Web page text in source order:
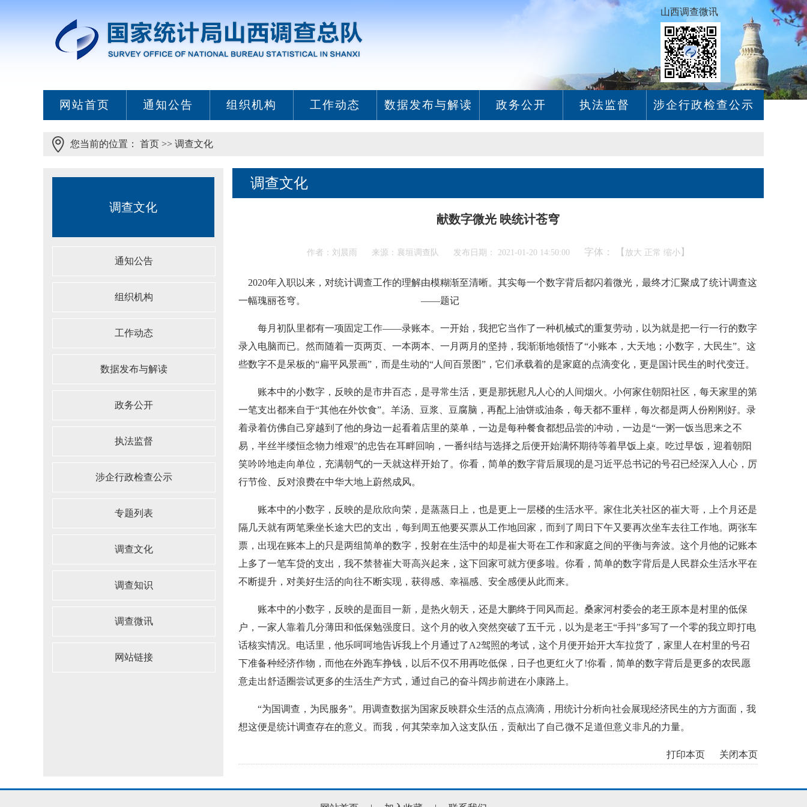
山西调查微讯
网站首页 通知公告 组织机构 工作动态 数据发布与解读 政务公开 执法监督 涉企行政检查公示
您当前的位置： 首页 >> 调查文化
调查文化
通知公告
组织机构
工作动态
数据发布与解读
政务公开
执法监督
涉企行政检查公示
专题列表
调查文化
调查知识
调查微讯
网站链接
调查文化
献数字微光 映统计苍穹
作者：刘晨雨 来源：襄垣调查队 发布日期： 2021-01-20 14:50:00 字体： 【 放大 正常 缩小】
2020年入职以来，对统计调查工作的理解由模糊渐至清晰。其实每一个数字背后都闪着微光，最终才汇聚成了统计调查这
一幅瑰丽苍穹。 ——题记
每月初队里都有一项固定工作——录账本。一开始，我把它当作了一种机械式的重复劳动，以为就是把一行一行的数字
录入电脑而已。然而随着一页两页、一本两本、一月两月的坚持，我渐渐地领悟了“小账本，大天地；小数字，大民生”。这
些数字不是呆板的“扁平风景画”，而是生动的“人间百景图”，它们承载着的是家庭的点滴变化，更是国计民生的时代变迁。
账本中的小数字，反映的是市井百态，是寻常生活，更是那抚慰凡人心的人间烟火。小何家住朝阳社区，每天家里的第
一笔支出都来自于“其他在外饮食”。羊汤、豆浆、豆腐脑，再配上油饼或油条，每天都不重样，每次都是两人份刚刚好。录
着录着仿佛自己穿越到了他的身边一起看着店里的菜单，一边是每种餐食都想品尝的冲动，一边是“一粥一饭当思来之不
易，半丝半缕恒念物力维艰”的忠告在耳畔回响，一番纠结与选择之后便开始满怀期待等着早饭上桌。吃过早饭，迎着朝阳
笑吟吟地走向单位，充满朝气的一天就这样开始了。你看，简单的数字背后展现的是习近平总书记的号召已经深入人心，厉
行节俭、反对浪费在中华大地上蔚然成风。
账本中的小数字，反映的是欣欣向荣，是蒸蒸日上，也是更上一层楼的生活水平。家住北关社区的崔大哥，上个月还是
隔几天就有两笔乘坐长途大巴的支出，每到周五他要买票从工作地回家，而到了周日下午又要再次坐车去往工作地。两张车
票，出现在账本上的只是两组简单的数字，投射在生活中的却是崔大哥在工作和家庭之间的平衡与奔波。这个月他的记账本
上多了一笔车贷的支出，我不禁替崔大哥高兴起来，这下回家可就方便多啦。你看，简单的数字背后是人民群众生活水平在
不断提升，对美好生活的向往不断实现，获得感、幸福感、安全感便从此而来。
账本中的小数字，反映的是面目一新，是热火朝天，还是大鹏终于同风而起。桑家河村委会的老王原本是村里的低保
户，一家人靠着几分薄田和低保勉强度日。这个月的收入突然突破了五千元，以为是老王“手抖”多写了一个零的我立即打电
话核实情况。电话里，他乐呵呵地告诉我上个月通过了A2驾照的考试，这个月便开始开大车拉货了，家里人在村里的号召
下准备种经济作物，而他在外跑车挣钱，以后不仅不用再吃低保，日子也更红火了!你看，简单的数字背后是更多的农民愿
意走出舒适圈尝试更多的生活生产方式，通过自己的奋斗阔步前进在小康路上。
“为国调查，为民服务”。用调查数据为国家反映群众生活的点点滴滴，用统计分析向社会展现经济民生的方方面面，我
想这便是统计调查存在的意义。而我，何其荣幸加入这支队伍，贡献出了自己微不足道但意义非凡的力量。
打印本页 关闭本页